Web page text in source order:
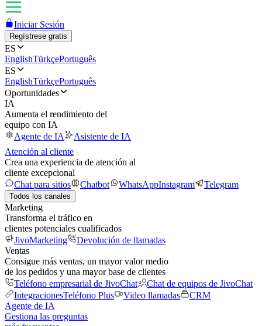
Iniciar Sesión
Regístrese gratis
ES
EnglishTürkçePortuguês
ES
EnglishTürkçePortuguês
Oportunidades
IA
Aumenta el rendimiento del
equipo con IA
Agente de IA
Asistente de IA
Atención al cliente
Crea una experiencia de atención al
cliente excepcional
Chat para sitios
Chatbot WhatsAppInstagram Telegram
Todos los canales
Marketing
Transforma el tráfico en
clientes potenciales cualificados
JivoMarketing
Devolución de llamadas
Ventas
Consigue más ventas, un mayor valor medio
de los pedidos y una mayor base de clientes
Teléfono empresarial de JivoChat
Chat de equipos de JivoChat
IntegracionesTeléfono Plus Video llamadas
CRM
Agente de IA
Gestiona las preguntas